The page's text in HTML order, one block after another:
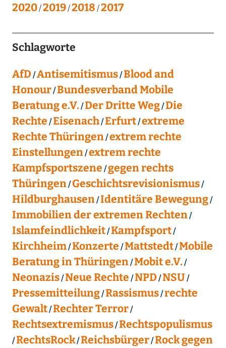
2020 2019 2018 2017
Schlagworte
AfD Antisemitismus Blood and
Honour Bundesverband Mobile
Beratung e.V. Der Dritte Weg Die
Rechte Eisenach Erfurt extreme
Rechte Thüringen extrem rechte
Einstellungen extrem rechte
Kampfsportszene gegen rechts
Thüringen Geschichtsrevisionismus
Hildburghausen Identitäre Bewegung
Immobilien der extremen Rechten
Islamfeindlichkeit Kampfsport
Kirchheim Konzerte Mattstedt Mobile
Beratung in Thüringen Mobit e.V.
Neonazis Neue Rechte NPD NSU
Pressemitteilung Rassismus rechte
Gewalt Rechter Terror
Rechtsextremismus Rechtspopulismus
RechtsRock Reichsbürger Rock gegen